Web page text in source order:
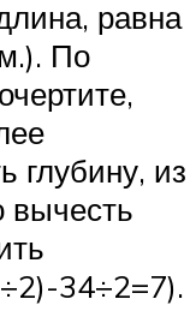
равна
По
глубину, из
вычесть
34÷2=7).